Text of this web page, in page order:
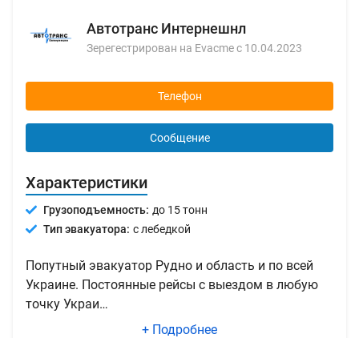
Автотранс Интернешнл
Зерегестрирован на Evacme с 10.04.2023
Телефон
Сообщение
Характеристики
Грузоподъемность: до 15 тонн
Тип эвакуатора: с лебедкой
Попутный эвакуатор Рудно и область и по всей
Украине. Постоянные рейсы с выездом в любую
точку Украи…
+ Подробнее